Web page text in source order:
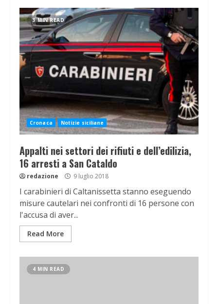
3 MIN READ
Cronaca Notizie siciliane
Appalti nei settori dei rifiuti e dell’edilizia,
16 arresti a San Cataldo
redazione 9 luglio 2018
I carabinieri di Caltanissetta stanno eseguendo
misure cautelari nei confronti di 16 persone con
l'accusa di aver...
Read More
4 MIN READ